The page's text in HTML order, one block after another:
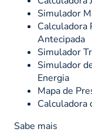
Simulador
Calculadora
Antecipada
Simulador
Simulador
Energia
Mapa de
Calculadora
Sabe mais